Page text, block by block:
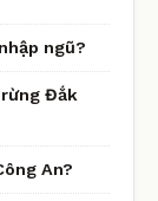
ngũ?
rừng Đắk
An?